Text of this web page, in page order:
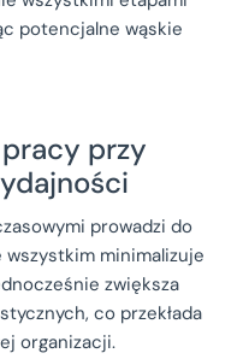
potencjalne wąskie
przy
prowadzi do
wszystkim minimalizuje
zwiększa
co przekłada
organizacji.